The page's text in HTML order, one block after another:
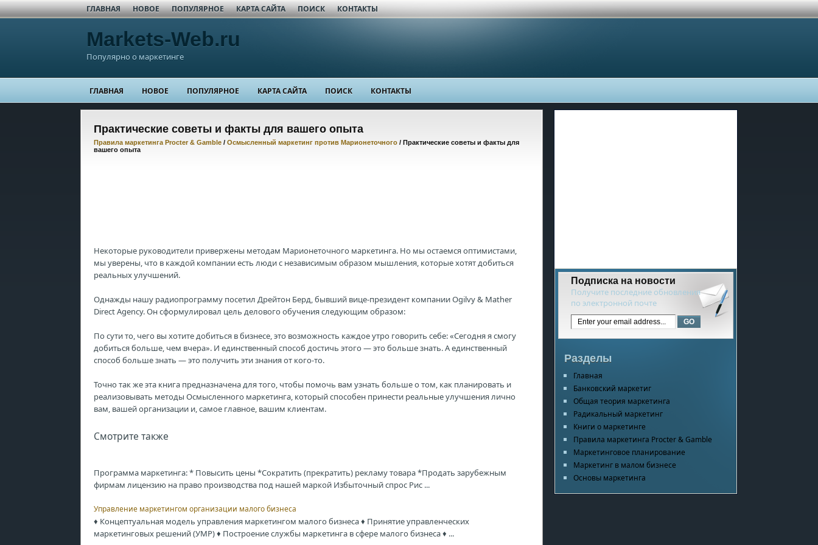
ГЛАВНАЯ НОВОЕ ПОПУЛЯРНОЕ КАРТА САЙТА ПОИСК КОНТАКТЫ
Markets-Web.ru
Популярно о маркетинге
ГЛАВНАЯ НОВОЕ ПОПУЛЯРНОЕ КАРТА САЙТА ПОИСК КОНТАКТЫ
Практические советы и факты для вашего опыта
Правила маркетинга Procter & Gamble / Осмысленный маркетинг против Марионеточного / Практические советы и факты для
вашего опыта
Некоторые руководители привержены методам Марионеточного маркетинга. Но мы остаемся оптимистами,
мы уверены, что в каждой компании есть люди с независимым образом мышления, которые хотят добиться
реальных улучшений.
Однажды нашу радиопрограмму посетил Дрейтон Берд, бывший вице-президент компании Ogilvy & Mather
Direct Agency. Он сформулировал цель делового обучения следующим образом:
По сути то, чего вы хотите добиться в бизнесе, это возможность каждое утро говорить себе: «Сегодня я смогу
добиться больше, чем вчера». И единственный способ достичь этого — это больше знать. А единственный
способ больше знать — это получить эти знания от кого-то.
Точно так же эта книга предназначена для того, чтобы помочь вам узнать больше о том, как планировать и
реализовывать методы Осмысленного маркетинга, который способен принести реальные улучшения лично
вам, вашей организации и, самое главное, вашим клиентам.
Смотрите также
Программа маркетинга: * Повысить цены *Сократить (прекратить) рекламу товара *Продать зарубежным
фирмам лицензию на право производства под нашей маркой Избыточный спрос Рис ...
Управление маркетингом организации малого бизнеса
♦ Концептуальная модель управления маркетингом малого бизнеса ♦ Принятие управленческих
маркетинговых решений (УМР) ♦ Построение службы маркетинга в сфере малого бизнеса ♦ ...
Подписка на новости
Получите последние обновления
по электронной почте
Разделы
Главная
Банковский маркетиг
Общая теория маркетинга
Радикальный маркетинг
Книги о маркетинге
Правила маркетинга Procter & Gamble
Маркетинговое планирование
Маркетинг в малом бизнесе
Основы маркетинга